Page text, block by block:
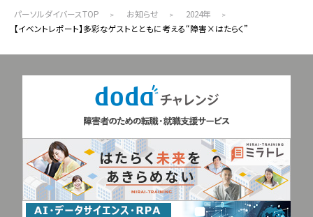
パーソルダイバースTOP お知らせ
2024年
【イベントレポート】多彩なゲストとともに考える“障害×はたらく”